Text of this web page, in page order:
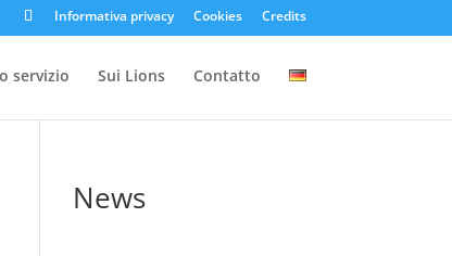
Informativa privacy Cookies Credits
servizio Sui Lions Contatto
News